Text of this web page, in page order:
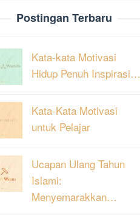
Postingan Terbaru
Kata-kata Motivasi
Hidup Penuh Inspirasi…
Kata-Kata Motivasi
untuk Pelajar
Ucapan Ulang Tahun
Islami:
Menyemarakkan…